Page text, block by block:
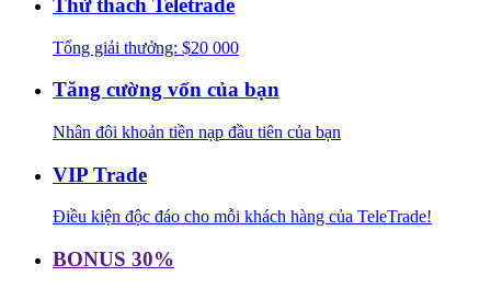
Thử thách Teletrade
Tổng giải thưởng: $20 000
Tăng cường vốn của bạn
Nhân đôi khoản tiền nạp đầu tiên của bạn
VIP Trade
Điều kiện độc đáo cho mỗi khách hàng của TeleTrade!
BONUS 30%